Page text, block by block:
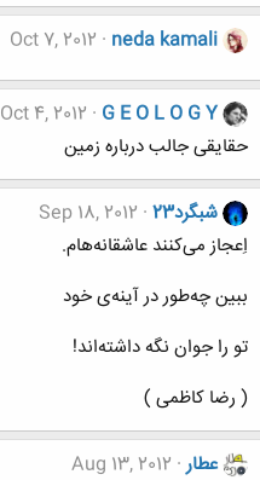
neda kamali
Oct 7, 2012
G E O L O G Y
Oct 4, 2012
حقایقی جالب درباره زمین
شبگرد23
Sep 18, 2012
اِعجاز می‌کنند عاشقانه‌هام.
ببین چه‌طور در آینه‌‌ی خود
تو را جوان نگه داشته‌اند!
( رضا کاظمی )
عطار Aug 13, 2012